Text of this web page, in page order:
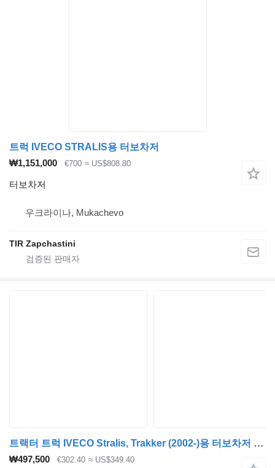
트럭 IVECO STRALIS용 터보차저
₩1,151,000
€700 ≈ US$808.80
터보차저
우크라이나, Mukachevo
TIR Zapchastini
트랙터 트럭 IVECO Stralis, Trakker (2002-)용 터보차저 Holset 4046958
₩497,500 €302.40 ≈ US$349.40